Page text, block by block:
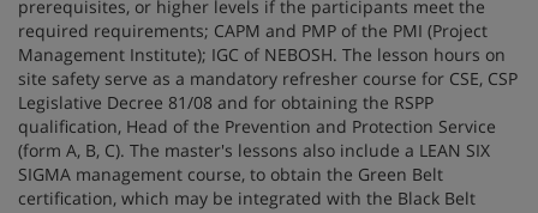
prerequisites, or higher levels if the participants meet the
required requirements; CAPM and PMP of the PMI (Project
Management Institute); IGC of NEBOSH. The lesson hours on
site safety serve as a mandatory refresher course for CSE, CSP
Legislative Decree 81/08 and for obtaining the RSPP
qualification, Head of the Prevention and Protection Service
(form A, B, C). The master's lessons also include a LEAN SIX
SIGMA management course, to obtain the Green Belt
certification, which may be integrated with the Black Belt